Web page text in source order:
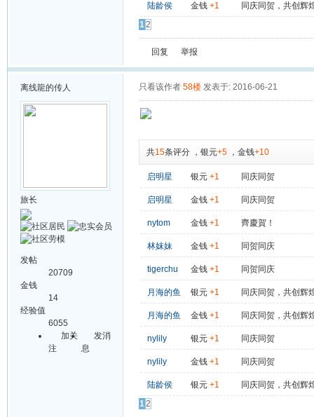
陆龄侯 金钱 +1
同庆同贺，共创辉
12
回复 举报
离线龍的传人
旅长
发帖
20709
金钱
14
经验值
6055
加关
注
发消
息
只看该作者 58楼 发表于: 2016-06-21
共15条评分 ， 银元+5 ， 金钱+10
启明星 银元 +1 同庆同贺
启明星 金钱 +1 同庆同贺
nytom 金钱 +1 齊慶賀！
林妺妹 金钱 +1 同贺同庆
tigerchu 金钱 +1 同贺同庆
月海的鱼 银元 +1 同庆同贺，共创辉
月海的鱼 金钱 +1 同庆同贺，共创辉
nylily 银元 +1 同庆同贺
nylily 金钱 +1 同庆同贺
陆龄侯 银元 +1
同庆同贺，共创辉
12